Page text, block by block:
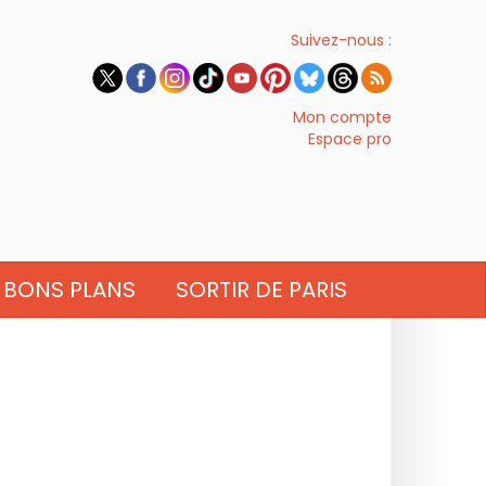
Suivez-nous :
Mon compte
Espace pro
BONS PLANS SORTIR DE PARIS